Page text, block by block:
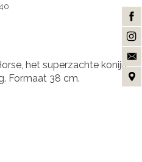
het superzachte konijn
Formaat 38 cm.